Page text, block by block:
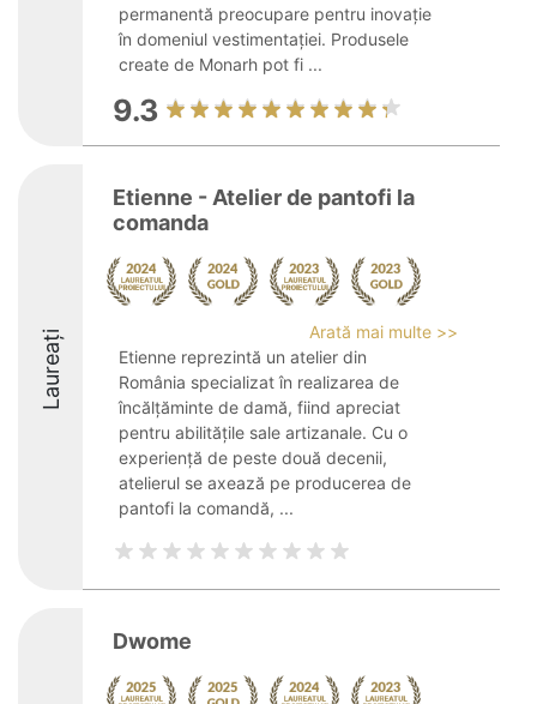
permanentă preocupare pentru inovație
în domeniul vestimentației. Produsele
create de Monarh pot fi ...
9.3
Laureați
Etienne - Atelier de pantofi la
comanda
Arată mai multe >>
Etienne reprezintă un atelier din
România specializat în realizarea de
încălțăminte de damă, fiind apreciat
pentru abilitățile sale artizanale. Cu o
experiență de peste două decenii,
atelierul se axează pe producerea de
pantofi la comandă, ...
Dwome